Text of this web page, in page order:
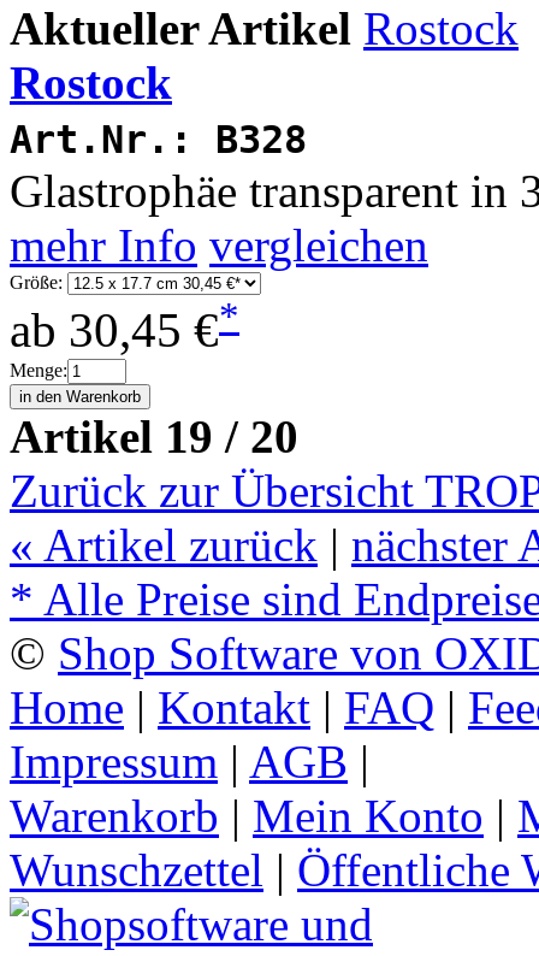
Aktueller Artikel
Rostock
Art.Nr.: B328
Glastrophäe transparent in
mehr Info vergleichen
Größe:
ab 30,45 €*
Menge:
Artikel 19 / 20
Zurück zur Übersicht
« Artikel zurück | nächster
* Alle Preise sind
© Shop Software von
Home | Kontakt | FAQ |
Impressum | AGB |
Warenkorb | Mein Konto |
Wunschzettel | Öffentliche